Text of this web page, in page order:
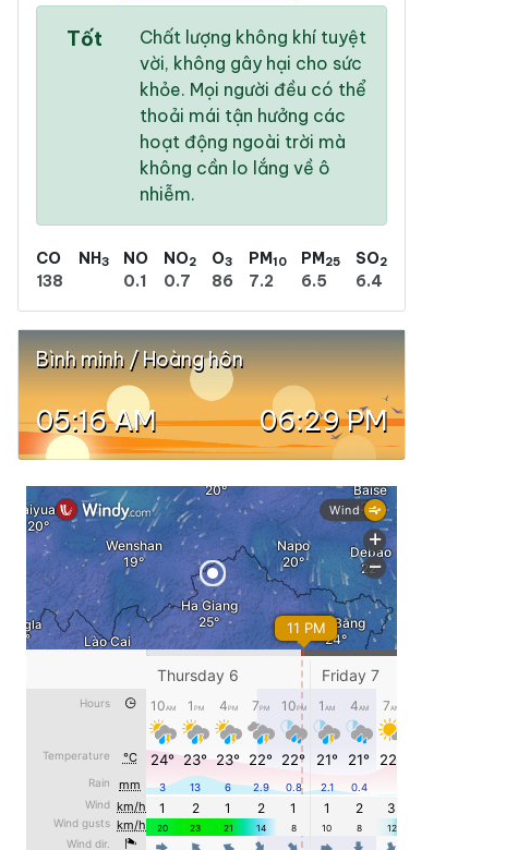
25 °/
24 °
/26 °
Tốt
Chất lượng không khí tuyệt
vời, không gây hại cho sức
khỏe. Mọi người đều có thể
thoải mái tận hưởng các
hoạt động ngoài trời mà
không cần lo lắng về ô
nhiễm.
CO
138
NH3
NO
0.1
NO2
0.7
O3
86
PM10
7.2
PM25
6.5
SO2
6.4
Bình minh / Hoàng hôn
05:16 AM 06:29 PM